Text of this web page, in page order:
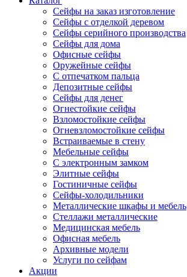
Сейфы на заказ изготовление
Сейфы с отделкой деревом
Сейфы серийного производства
Сейфы для дома
Офисные сейфы
Оружейные сейфы
С отпечатком пальца
Депозитные сейфы
Сейфы для денег
Огнестойкие сейфы
Взломостойкие сейфы
Огневзломостойкие сейфы
Встраиваемые в стену
Мебельные сейфы
С электронным замком
Элитные сейфы
Гостиничные сейфы
Сейфы-холодильники
Металлические шкафы и мебель
Стеллажи металлические
Медицинская мебель
Офисная мебель
Архивные модели
Услуги по сейфам
Акции